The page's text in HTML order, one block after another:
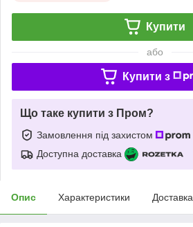
Купити
або
Купити з
Що таке купити з Пром?
Замовлення під захистом
Доступна доставка
Опис Характеристики Доставка